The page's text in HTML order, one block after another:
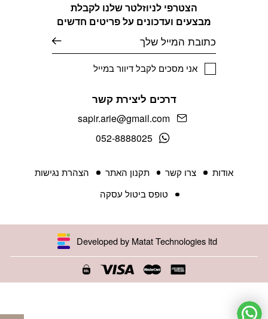
הצטרפי לניוזלטר שלנו לקבלת
מבצעים ועדכונים על פריטים חדשים
אני מסכים לקבל דיוור במייל
דרכים ליצירת קשר
sapir.arie@gmail.com
052-8888025
אודות צרו קשר תקנון האתר
הצהרת נגישות
טופס ביטול עסקה
Developed by Matat Technologies ltd